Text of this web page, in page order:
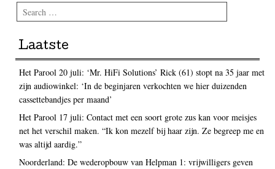
Search
Laatste
Het Parool 20 juli: ‘Mr. HiFi Solutions’ Rick (61) stopt na 35 jaar met
zijn audiowinkel: ‘In de beginjaren verkochten we hier duizenden
cassettebandjes per maand’
Het Parool 17 juli: Contact met een soort grote zus kan voor meisjes
net het verschil maken. “Ik kon mezelf bij haar zijn. Ze begreep me en
was altijd aardig.”
Noorderland: De wederopbouw van Helpman 1: vrijwilligers geven